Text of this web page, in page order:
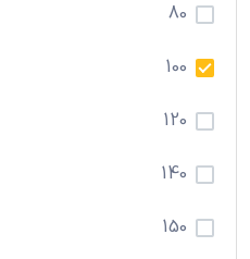
80
100
120
140
150